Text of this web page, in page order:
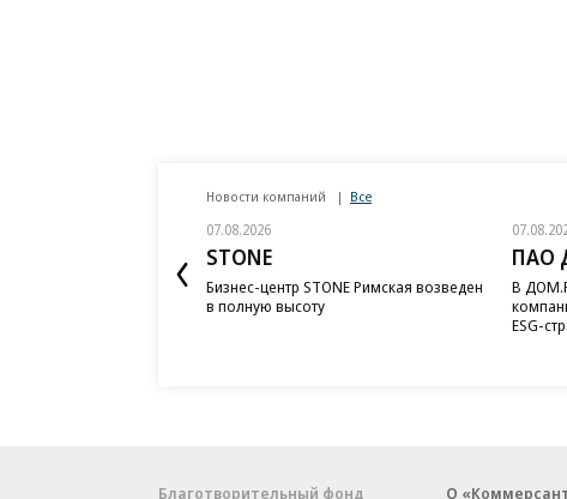
Новости компаний Все
07.08.2026
STONE
Бизнес-центр STONE Римская возведен
в полную высоту
ПАО
В
ESG-
Благотворительный фонд О